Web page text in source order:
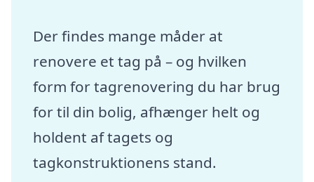
Der findes mange måder at
renovere et tag på – og hvilken
form for tagrenovering du har brug
for til din bolig, afhænger helt og
holdent af tagets og
tagkonstruktionens stand.